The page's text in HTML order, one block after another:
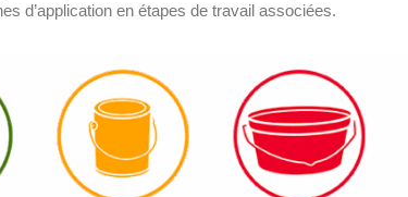
d’application en étapes de travail associées.